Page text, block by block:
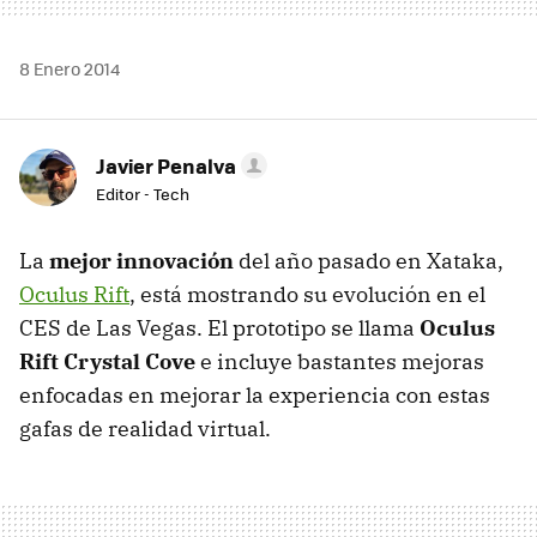
8 Enero 2014
Javier Penalva
Editor - Tech
La mejor innovación del año pasado en Xataka,
Oculus Rift, está mostrando su evolución en el
CES de Las Vegas. El prototipo se llama Oculus
Rift Crystal Covee incluye bastantes mejoras
enfocadas en mejorar la experiencia con estas
gafas de realidad virtual.